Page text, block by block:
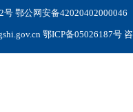
号 鄂公网安备42020402000046
鄂ICP备05026187号